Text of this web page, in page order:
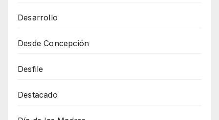
Desarrollo
Desde Concepción
Desfile
Destacado